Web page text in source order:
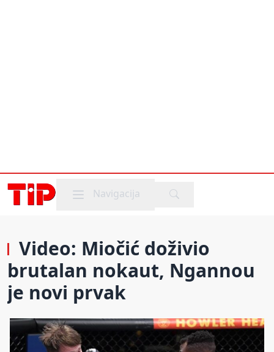
Mobile menu
Navigacija
Video: Miočić doživio
brutalan nokaut, Ngannou
je novi prvak